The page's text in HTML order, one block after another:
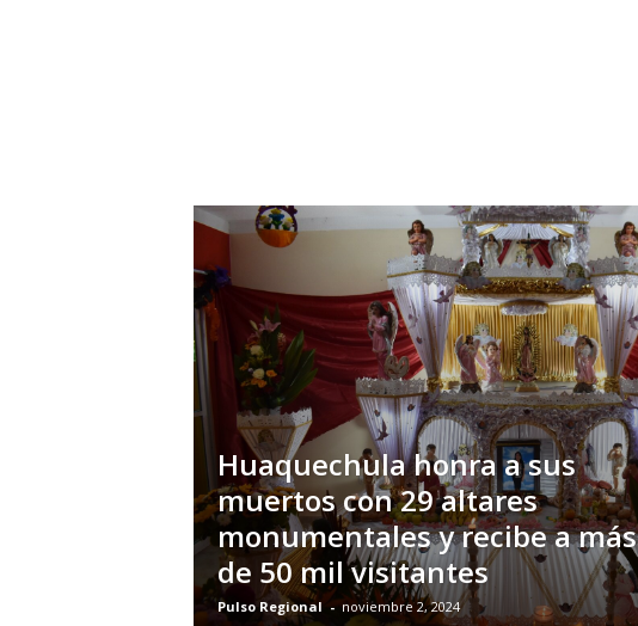
Huaquechula honra a sus
muertos con 29 altares
monumentales y recibe a más
de 50 mil visitantes
Pulso Regional - noviembre 2, 2024